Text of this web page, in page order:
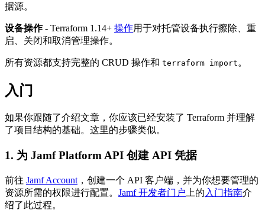
据源。
设备操作- Terraform 1.14+ 操作用于对托管设备执行擦除、重
启、关闭和取消管理操作。
所有资源都支持完整的 CRUD 操作和 terraform import 。
入门
如果你跟随了介绍文章，你应该已经安装了 Terraform 并理解
了项目结构的基础。这里的步骤类似。
1. 为 Jamf Platform API 创建 API 凭据
前往 Jamf Account ，创建一个 API 客户端，并为你想要管理的
资源所需的权限进行配置。 Jamf 开发者门户 上的 入门指南介
绍了此过程。